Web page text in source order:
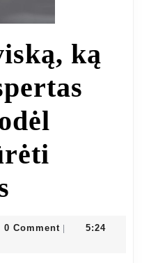
ką
viską,
0 Comment
5:24